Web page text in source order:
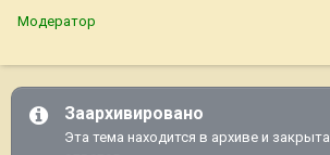
Модератор
Заархивировано
Эта тема находится в архиве и